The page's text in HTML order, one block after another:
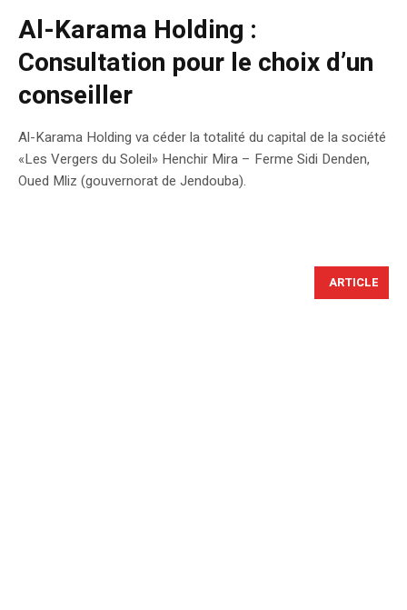
Al-Karama Holding :
Consultation pour le choix d’un
conseiller
Al-Karama Holding va céder la totalité du capital de la société
«Les Vergers du Soleil» Henchir Mira – Ferme Sidi Denden,
Oued Mliz (gouvernorat de Jendouba).
ARTICLE